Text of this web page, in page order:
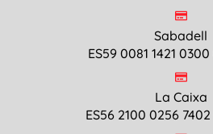
Sabadell
ES59 0081 1421
La Caixa
ES56 2100 0256